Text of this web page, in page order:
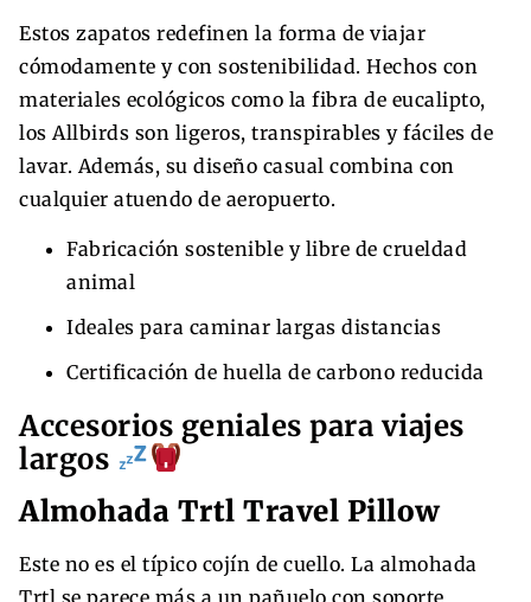
Estos zapatos redefinen la forma de viajar
cómodamente y con sostenibilidad. Hechos con
materiales ecológicos como la fibra de eucalipto,
los Allbirds son ligeros, transpirables y fáciles de
lavar. Además, su diseño casual combina con
cualquier atuendo de aeropuerto.
Fabricación sostenible y libre de crueldad
animal
Ideales para caminar largas distancias
Certificación de huella de carbono reducida
Accesorios geniales para viajes
largos
Almohada Trtl Travel Pillow
Este no es el típico cojín de cuello. La almohada
Trtl se parece más a un pañuelo con soporte